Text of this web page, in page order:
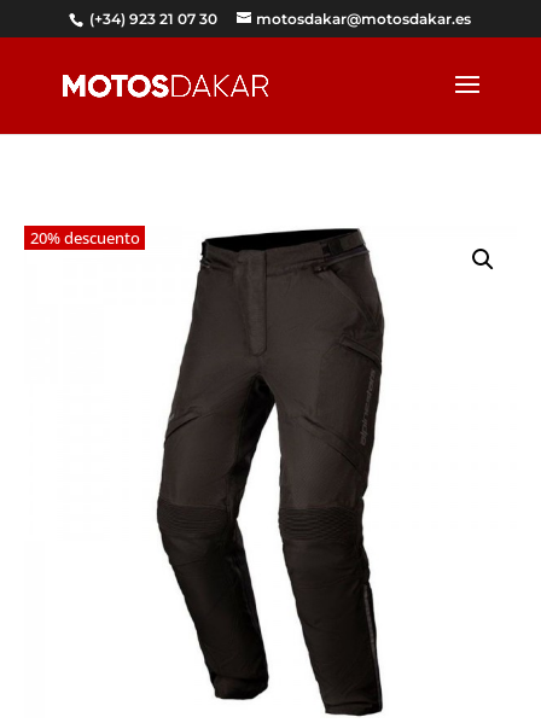
(+34) 923 21 07 30 motosdakar@motosdakar.es
20% descuento